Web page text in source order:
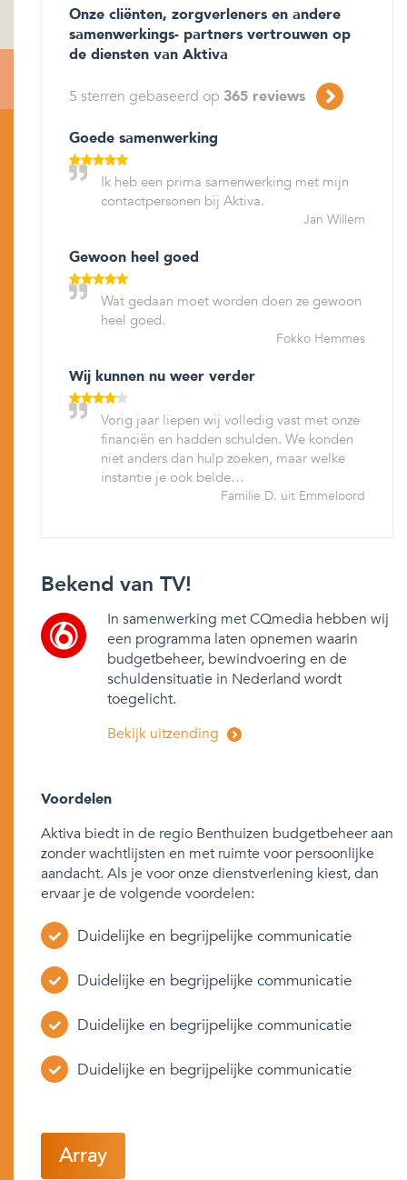
Onze cliënten, zorgverleners en andere
samenwerkings- partners vertrouwen op
de diensten van Aktiva
5 sterren gebaseerd op 365 reviews
Goede samenwerking
Ik heb een prima samenwerking met mijn
contactpersonen bij Aktiva.
Jan Willem
Gewoon heel goed
Wat gedaan moet worden doen ze gewoon
heel goed.
Fokko Hemmes
Wij kunnen nu weer verder
Vorig jaar liepen wij volledig vast met onze
financiën en hadden schulden. We konden
niet anders dan hulp zoeken, maar welke
instantie je ook belde…
Familie D. uit Emmeloord
Bekend van TV!
In samenwerking met CQmedia hebben wij
een programma laten opnemen waarin
budgetbeheer, bewindvoering en de
schuldensituatie in Nederland wordt
toegelicht.
Bekijk uitzending
Voordelen
Aktiva biedt in de regio Benthuizen budgetbeheer aan
zonder wachtlijsten en met ruimte voor persoonlijke
aandacht. Als je voor onze dienstverlening kiest, dan
ervaar je de volgende voordelen:
Duidelijke en begrijpelijke communicatie
Duidelijke en begrijpelijke communicatie
Duidelijke en begrijpelijke communicatie
Duidelijke en begrijpelijke communicatie
Array